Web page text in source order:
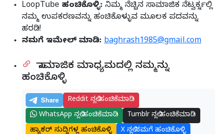
LoopTube ಹಂಚಿಕೊಳ್ಳಿ: ನಿಮ್ಮ ನೆಚ್ಚಿನ ಸಾಮಾಜಿಕ ನೆಟ್ವರ್ಕ್ನಲ್ಲಿ
ನಮ್ಮ ಉಪಕರಣವನ್ನು ಹಂಚಿಕೊಳ್ಳುವ ಮೂಲಕ ಪದವನ್ನು
ಹರಡಿ!
ನಮಗೆ ಇಮೇಲ್ ಮಾಡಿ: baghrash1985@gmail.com
ಸಾಮಾಜಿಕ ಮಾಧ್ಯಮದಲ್ಲಿ ನಮ್ಮನ್ನು
ಹಂಚಿಕೊಳ್ಳಿ
Reddit ನಲ್ಲಿ ಹಂಚಿಕೆಮಾಡಿ
WhatsApp ನಲ್ಲಿ ಹಂಚಿಕೆಮಾಡಿ
Tumblr ನಲ್ಲಿ ಹಂಚಿಕೆಮಾಡಿ
ಹ್ಯಾಕರ್ ಸುದ್ದಿಗಳಲ್ಲಿ ಹಂಚಿಕೊಳ್ಳಿ
X ನಲ್ಲಿ ನಮಗೆ ಹಂಚಿಕೊಳ್ಳಿ